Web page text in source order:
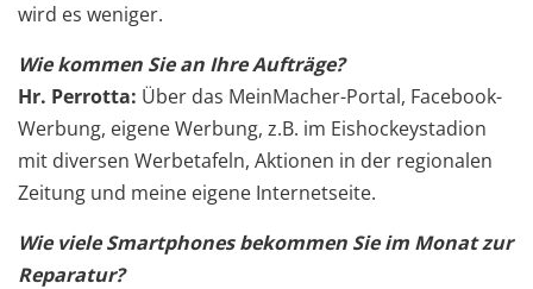
wird es weniger.
Wie kommen Sie an Ihre Aufträge?
Hr. Perrotta: Über das MeinMacher-Portal, Facebook-
Werbung, eigene Werbung, z.B. im Eishockeystadion
mit diversen Werbetafeln, Aktionen in der regionalen
Zeitung und meine eigene Internetseite.
Wie viele Smartphones bekommen Sie im Monat zur
Reparatur?